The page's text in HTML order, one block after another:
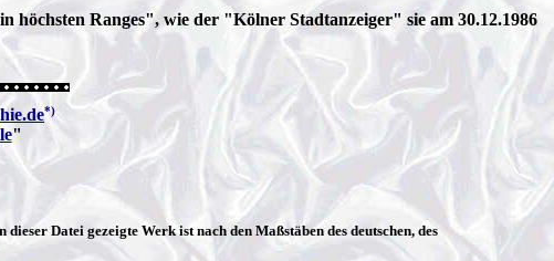
höchsten Ranges", wie der "Kölner Stadtanzeiger" sie am 30.12.1986
*)
"
Datei gezeigte Werk ist nach den Maßstäben des deutschen, des